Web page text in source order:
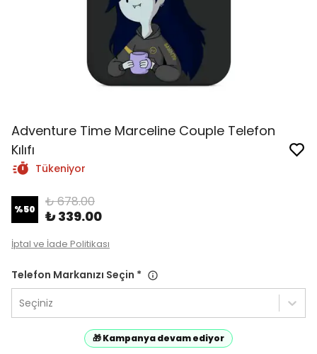
Adventure Time Marceline Couple Telefon
Kılıfı
Tükeniyor
%50 ₺ 678.00
₺ 339.00
İptal ve İade Politikası
Telefon Markanızı Seçin *
Seçiniz
🎁 Kampanya devam ediyor